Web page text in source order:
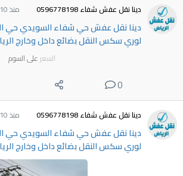
دينا نقل عفش شفاء 0596778198 منذ 10 ساعات
دينا نقل عفش حي شفاء السويدي حي
لوري سكس النقل بضائع داخل وخارج
السعر على السوم
0
دينا نقل عفش شفاء 0596778198 منذ 10 ساعات
دينا نقل عفش حي شفاء السويدي حي
لوري سكس النقل بضائع داخل وخارج